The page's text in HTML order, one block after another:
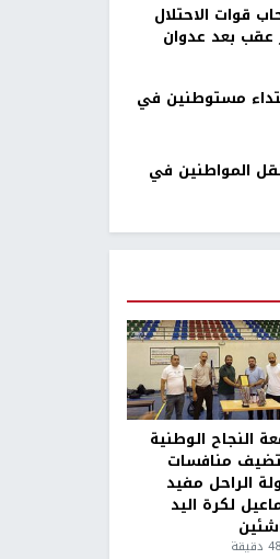
قوات الاحتلال
عقب بعد عدوان
مستوطنين في
المواطنين في
النجاح الوطنية
منافسات
الراحل مفيد
لكرة اليد